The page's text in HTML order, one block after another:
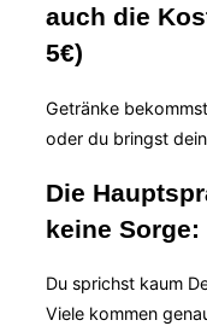
auch die
5€)
Getränke
oder du bringst
Die
keine Sorge:
Du sprichst kaum
Viele kommen